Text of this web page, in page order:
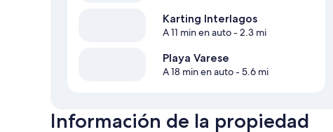
Karting Interlagos
A 11 min en auto- 2.3 mi
Playa Varese
A 18 min en auto- 5.6 mi
Información de la propiedad